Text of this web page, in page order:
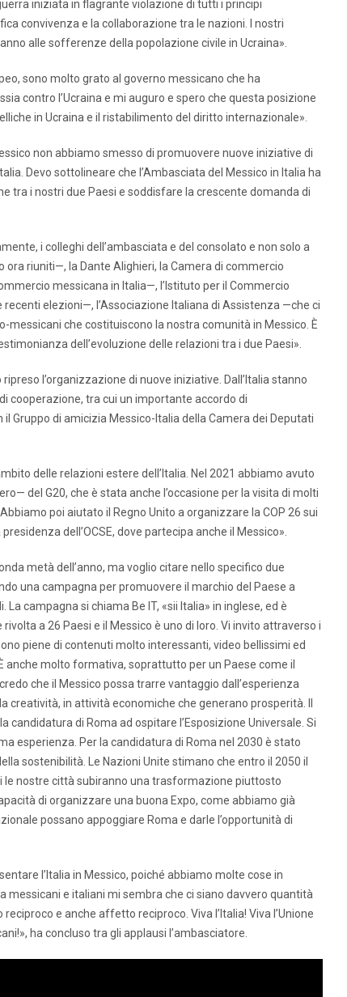
iniziata in flagrante violazione di tutti i principi
convivenza e la collaborazione tra le nazioni. I nostri
alle sofferenze della popolazione civile in Ucraina».
sono molto grato al governo messicano che ha
contro l’Ucraina e mi auguro e spero che questa posizione
in Ucraina e il ristabilimento del diritto internazionale».
non abbiamo smesso di promuovere nuove iniziative di
Devo sottolineare che l’Ambasciata del Messico in Italia ha
tra i nostri due Paesi e soddisfare la crescente domanda di
i colleghi dell’ambasciata e del consolato e non solo a
riuniti—, la Dante Alighieri, la Camera di commercio
messicana in Italia—, l’Istituto per il Commercio
elezioni—, l’Associazione Italiana di Assistenza —che ci
che costituiscono la nostra comunità in Messico. È
dell’evoluzione delle relazioni tra i due Paesi».
l’organizzazione di nuove iniziative. Dall’Italia stanno
cooperazione, tra cui un importante accordo di
Gruppo di amicizia Messico-Italia della Camera dei Deputati
delle relazioni estere dell’Italia. Nel 2021 abbiamo avuto
del G20, che è stata anche l’occasione per la visita di molti
poi aiutato il Regno Unito a organizzare la COP 26 sui
dell’OCSE, dove partecipa anche il Messico».
metà dell’anno, ma voglio citare nello specifico due
una campagna per promuovere il marchio del Paese a
campagna si chiama Be IT, «sii Italia» in inglese, ed è
a 26 Paesi e il Messico è uno di loro. Vi invito attraverso i
piene di contenuti molto interessanti, video bellissimi ed
anche molto formativa, soprattutto per un Paese come il
che il Messico possa trarre vantaggio dall’esperienza
in attività economiche che generano prosperità. Il
di Roma ad ospitare l’Esposizione Universale. Si
esperienza. Per la candidatura di Roma nel 2030 è stato
sostenibilità. Le Nazioni Unite stimano che entro il 2050 il
le nostre città subiranno una trasformazione piuttosto
di organizzare una buona Expo, come abbiamo già
possano appoggiare Roma e darle l’opportunità di
l’Italia in Messico, poiché abbiamo molte cose in
messicani e italiani mi sembra che ci siano davvero quantità
e anche affetto reciproco. Viva l’Italia! Viva l’Unione
ha concluso tra gli applausi l’ambasciatore.